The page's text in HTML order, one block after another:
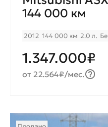
144 000 км
2012 144 000 км 2.0 л.
1.347.000₽
от 22.564₽/мес.